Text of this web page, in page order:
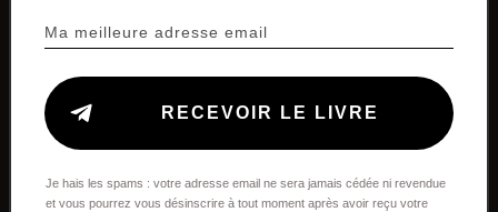
RECEVOIR LE LIVRE
RECEVOIR LE LIVRE
Je hais les spams : votre adresse email ne sera jamais cédée ni revendue
et vous pourrez vous désinscrire à tout moment après avoir reçu votre